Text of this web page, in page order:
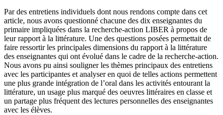
Par des entretiens individuels dont nous rendons compte dans cet
article, nous avons questionné chacune des dix enseignantes du
primaire impliquées dans la recherche-action LIBER à propos de
leur rapport à la littérature. Une des questions posées permettait de
faire ressortir les principales dimensions du rapport à la littérature
des enseignantes qui ont évolué dans le cadre de la recherche-action.
Nous avons pu ainsi souligner les thèmes principaux des entretiens
avec les participantes et analyser en quoi de telles actions permettent
une plus grande intégration de l’oral dans les activités entourant la
littérature, un usage plus marqué des oeuvres littéraires en classe et
un partage plus fréquent des lectures personnelles des enseignantes
avec les élèves.